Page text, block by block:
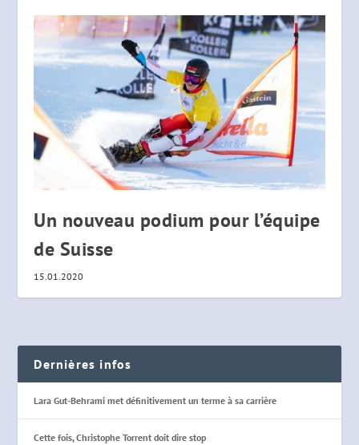
Un nouveau podium pour l’équipe
de Suisse
15.01.2020
Dernières infos
Lara Gut-Behrami met définitivement un terme à sa carrière
Cette fois, Christophe Torrent doit dire stop